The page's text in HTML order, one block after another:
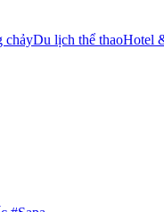
chảyDu lịch thể thaoHotel